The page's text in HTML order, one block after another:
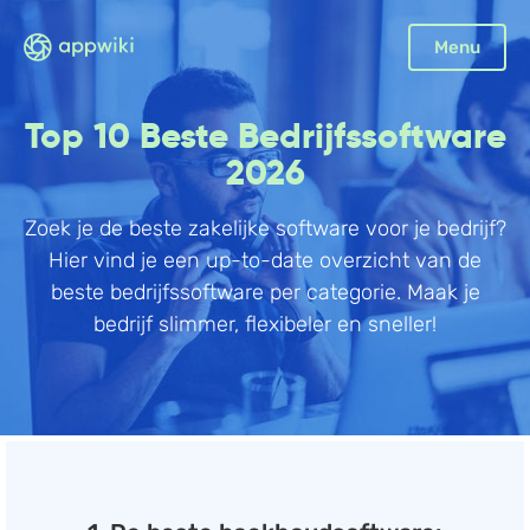
Menu
Sluiten
Boekhouding
Facturatie
Aangifte
Bonnetjes
Debiteurenbeheer
Incasso
Declaraties
Scan en herken
Top 10 Beste Bedrijfssoftware
2026
Zoek je de beste zakelijke software voor je bedrijf?
Hier vind je een up-to-date overzicht van de
beste bedrijfssoftware per categorie. Maak je
bedrijf slimmer, flexibeler en sneller!